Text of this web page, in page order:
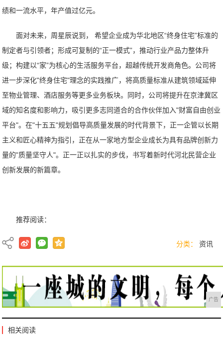
绩和一流水平，年产值过亿元。
面对未来，周星辰说到， 希望企业成为华北地区“终身住宅”标准的
制定者与引领者；形成可复制的“正一模式”，推动行业产品力整体升
级；构建以“家”为核心的生活服务平台，超越传统开发商角色。公司将
进一步深化"终身住宅"理念的实践推广，将高质量标准从建筑领域延伸
至物业管理、酒店服务等更多业务板块。同时，公司将提升在京津冀区
域的知名度和影响力，吸引更多志同道合的合作伙伴加入"财富自由创业
平台"。在"十五五"规划倡导高质量发展的时代背景下，正一企管以长期
主义和匠心精神为指引，正在从一家地方型企业成长为具有品牌创新力
量的"质量坚守人"。正一正以扎实的步伐，书写着新时代河北民营企业
创新发展的新篇章。
推荐阅读：
分类： 资讯
广告
相关阅读